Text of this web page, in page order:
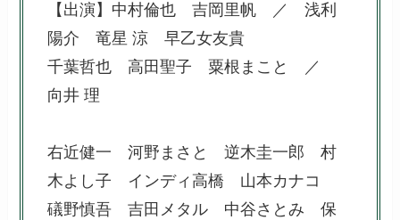
【出演】中村倫也 吉岡里帆 ／ 浅利
陽介 竜星 涼 早乙女友貴
千葉哲也 高田聖子 粟根まこと ／
向井 理
右近健一 河野まさと 逆木圭一郎 村
木よし子 インディ高橋 山本カナコ
礒野慎吾 吉田メタル 中谷さとみ 保